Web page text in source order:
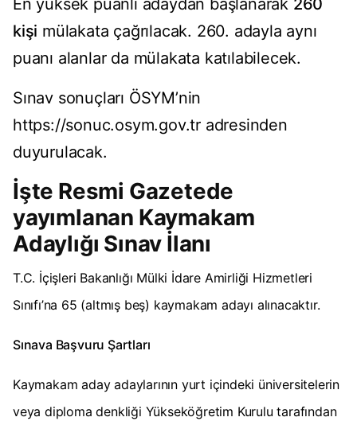
En yüksek puanlı adaydan başlanarak 260
kişi mülakata çağrılacak. 260. adayla aynı
puanı alanlar da mülakata katılabilecek.
Sınav sonuçları ÖSYM’nin
https://sonuc.osym.gov.tr adresinden
duyurulacak.
İşte Resmi Gazetede
yayımlanan Kaymakam
Adaylığı Sınav İlanı
T.C. İçişleri Bakanlığı Mülki İdare Amirliği Hizmetleri
Sınıfı’na 65 (altmış beş) kaymakam adayı alınacaktır.
Sınava Başvuru Şartları
Kaymakam aday adaylarının yurt içindeki üniversitelerin
veya diploma denkliği Yükseköğretim Kurulu tarafından